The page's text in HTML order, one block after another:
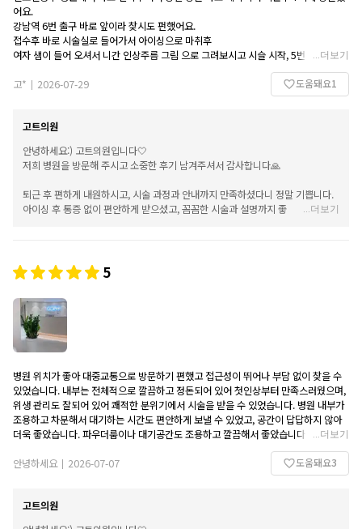
어요.
강남역 6번 출구 바로 앞이라 찾시도 펀했어요.
접수후 바로 시술실로 들어가서 아이싱으로 마취후
여자 샘이 들어 오셔서 니간 인상주름 그림 으로 그려보시고 시슬 시작, 5번 시술 해주
다른데보다 많이 시술해주셔서 기분 좋았구요.
지금 행사기간으로 저렴한 가격으로 만족한 시술을 받아 주위에 자랑하고 있어요..
이틀 정도 자났는데도 벌써 효과가 나와요.
더보기
고* | 2026-07-29 도움돼요1
고트의원
안녕하세요:) 고트의원입니다🤍
저희 병원을 방문해 주시고 소중한 후기 남겨주셔서 감사합니다🙏
퇴근 후 편하게 내원하시고, 시술 과정과 안내까지 만족하셨다니 정말 기쁩니다.
아이싱 후 통증 없이 편안하게 받으셨고, 꼼꼼한 시술과 설명까지 좋게 봐주셔서
를 느끼고 계신다니 다행입니다! 앞으로도 더욱 만족스러운 결과로 보답드릴 수
있도록 최선을 다하겠습니다.
다음에도 믿고 찾아주세요. 감사합니다 !
...더보기
5
병원 위치가 좋아 대중교통으로 방문하기 편했고 접근성이 뛰어나 부담 없이 찾을 수
있었습니다. 내부는 전체적으로 깔끔하고 정돈되어 있어 첫인상부터 만족스러웠으며,
위생 관리도 잘되어 있어 쾌적한 분위기에서 시술을 받을 수 있었습니다. 병원 내부가
조용하고 차분해서 대기하는 시간도 편안하게 보낼 수 있었고, 공간이 답답하지 않아
더욱 좋았습니다. 파우더룸이나 대기공간도 조용하고 깔끔해서 좋았습니다. 시설 관리
가 전반적으로 잘되어 있다는 느낌을 받았고, 청결 상태도 만족스러웠습니다. 방문부
터 마무리까지 쾌적한 환경 덕분에 기분 좋게 다녀왔습니다.
...더보기
안녕하세요 | 2026-07-07 도움돼요3
고트의원